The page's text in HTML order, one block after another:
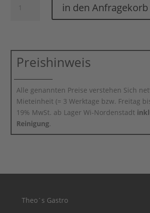
in den Anfragekorb
Preishinweis
Alle genannten Preise verstehen Sich
Mieteinheit (= 3 Werktage bzw. Freitag
19% MwSt. ab Lager Wi-Nordenstadt
Reinigung.
Theo´s Gastro